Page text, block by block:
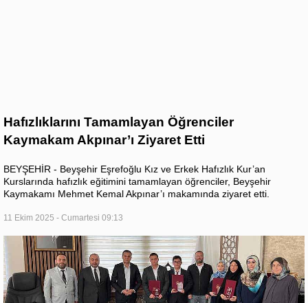
Hafızlıklarını Tamamlayan Öğrenciler
Kaymakam Akpınar’ı Ziyaret Etti
BEYŞEHİR - Beyşehir Eşrefoğlu Kız ve Erkek Hafızlık Kur’an
Kurslarında hafızlık eğitimini tamamlayan öğrenciler, Beyşehir
Kaymakamı Mehmet Kemal Akpınar’ı makamında ziyaret etti.
11 Ekim 2025 - Cumartesi 09:13